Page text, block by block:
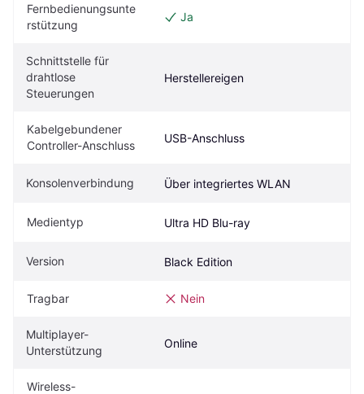
Fernbedienungsunte
rstützung
Ja
Schnittstelle für
drahtlose
Steuerungen
Herstellereigen
Kabelgebundener
Controller-Anschluss
USB-Anschluss
Konsolenverbindung Über integriertes WLAN
Medientyp Ultra HD Blu-ray
Version Black Edition
Tragbar Nein
Multiplayer-
Unterstützung
Online
Wireless-